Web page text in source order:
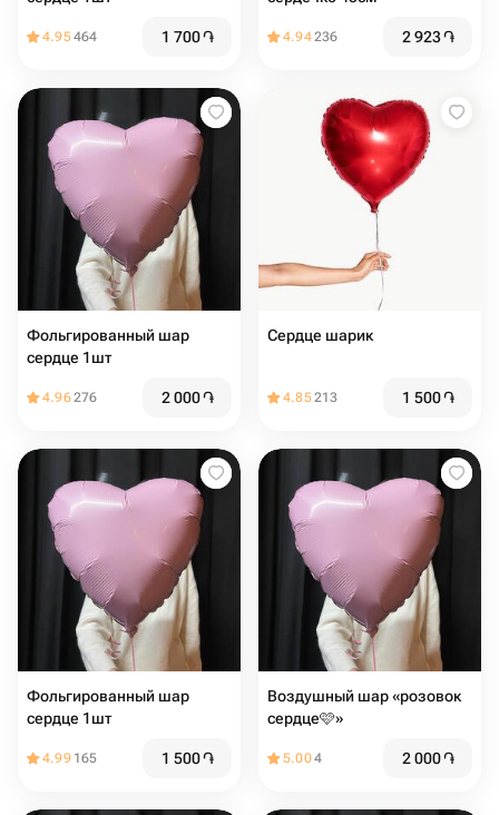
4.95464 1 700֏ 4.94236 2 923֏
Фольгированный шар
сердце 1шт
4.96276 2 000֏
Сердце шарик
4.85213 1 500֏
Фольгированный шар
сердце 1шт
4.99 165 1 500֏
Воздушный шар «розовок
сердце🩷»
5.004 2 000֏